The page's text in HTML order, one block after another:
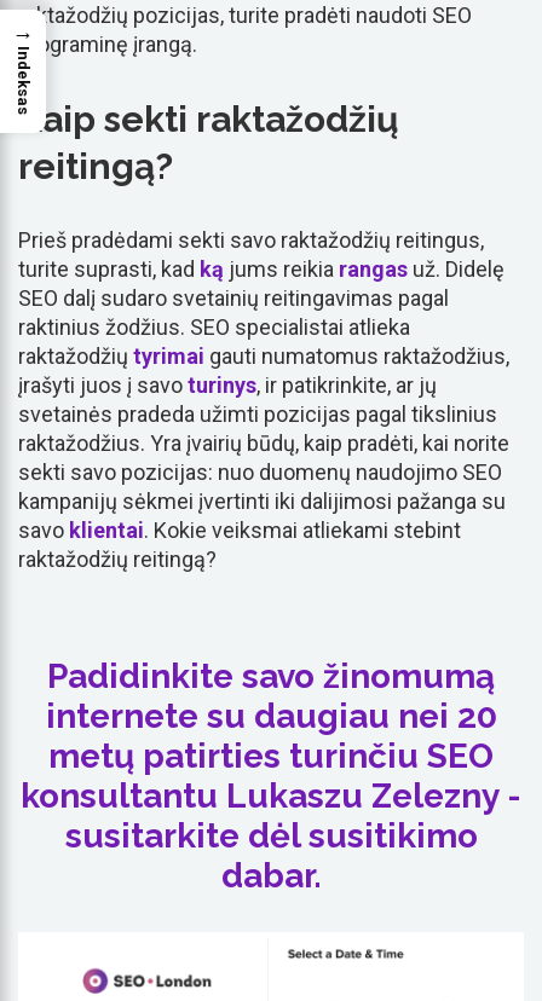
raktažodžių pozicijas, turite pradėti naudoti SEO
programinę įrangą.
Kaip sekti raktažodžių
reitingą?
Prieš pradėdami sekti savo raktažodžių reitingus,
turite suprasti, kad ką jums reikia rangas už. Didelę
SEO dalį sudaro svetainių reitingavimas pagal
raktinius žodžius. SEO specialistai atlieka
raktažodžių tyrimai gauti numatomus raktažodžius,
įrašyti juos į savoturinys, ir patikrinkite, ar jų
svetainės pradeda užimti pozicijas pagal tikslinius
raktažodžius. Yra įvairių būdų, kaip pradėti, kai norite
sekti savo pozicijas: nuo duomenų naudojimo SEO
kampanijų sėkmei įvertinti iki dalijimosi pažanga su
savo klientai. Kokie veiksmai atliekami stebint
raktažodžių reitingą?
Padidinkite savo žinomumą
internete su daugiau nei 20
metų patirties turinčiu SEO
konsultantu Lukaszu Zelezny -
susitarkite dėl susitikimo
dabar.
→
Indeksas